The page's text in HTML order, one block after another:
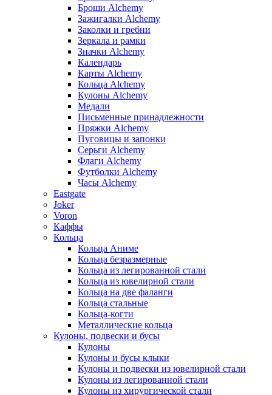
Броши Alchemy
Зажигалки Alchemy
Заколки и гребни
Зеркала и рамки
Значки Alchemy
Календарь
Карты Alchemy
Кольца Alchemy
Кулоны Alchemy
Медали
Письменные принадлежности
Пряжки Alchemy
Пуговицы и запонки
Серьги Alchemy
Флаги Alchemy
Футболки Alchemy
Часы Alchemy
Eastgate
Joker
Voron
Каффы
Кольца
Кольца Аниме
Кольца безразмерные
Кольца из легированной стали
Кольца из ювелирной стали
Кольца на две фаланги
Кольца стальные
Кольца-когти
Металлические кольца
Кулоны, подвески и бусы
Кулоны
Кулоны и бусы клыки
Кулоны и подвески из ювелирной стали
Кулоны из легированной стали
Кулоны из хирургической стали